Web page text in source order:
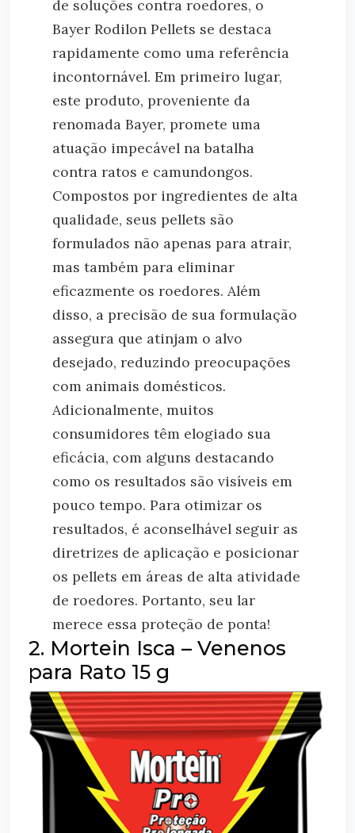
de soluções contra roedores, o
Bayer Rodilon Pellets se destaca
rapidamente como uma referência
incontornável. Em primeiro lugar,
este produto, proveniente da
renomada Bayer, promete uma
atuação impecável na batalha
contra ratos e camundongos.
Compostos por ingredientes de alta
qualidade, seus pellets são
formulados não apenas para atrair,
mas também para eliminar
eficazmente os roedores. Além
disso, a precisão de sua formulação
assegura que atinjam o alvo
desejado, reduzindo preocupações
com animais domésticos.
Adicionalmente, muitos
consumidores têm elogiado sua
eficácia, com alguns destacando
como os resultados são visíveis em
pouco tempo. Para otimizar os
resultados, é aconselhável seguir as
diretrizes de aplicação e posicionar
os pellets em áreas de alta atividade
de roedores. Portanto, seu lar
merece essa proteção de ponta!
2. Mortein Isca – Venenos
para Rato 15 g